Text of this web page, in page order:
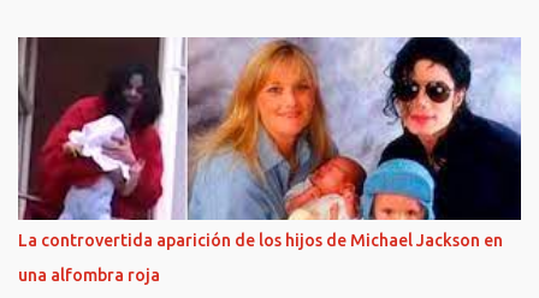
liarse a insultos con un presentador de televisión), hacerse
famosos por sus conciertos y apariciones en público (que
acostumbraban, como mínimo, en acabar en caos y destrucción) e
influenciar en toda una generación. Las frases de Sex Pistols te
harán recordar algunas de sus canciones y algunos de los álbumes
más importantes del siglo XX , God save the queen y Anarchy in
the UK . Sin duda, la sombra de los Pistols es alargada y su
influencia llega a nuestros días. Sus gritos y su música infernal
pueden llegar a resultar de lo más liberadores.
La controvertida aparición de los hijos de Michael Jackson en
una alfombra roja